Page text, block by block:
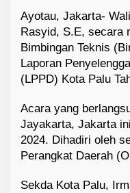
Ayotau, Jakarta-
Rasyid, S.E, secara
Bimbingan Teknis (
Laporan
(LPPD) Kota Palu
Acara yang
Jayakarta, Jakarta
2024. Dihadiri oleh
Perangkat Daerah
Sekda Kota Palu,